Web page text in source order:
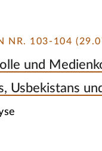
NR. 103-104
und
Usbekistans